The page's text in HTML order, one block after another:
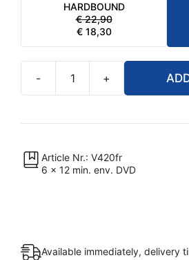
HARDBOUND
€22,90
ORIGINAL
PRICE
WAS:
€ 22,90.
€18,30
CURRENT
PRICE
IS:
€ 18,30.
-
Liobani
quantity
+
Article Nr.: V420fr
6 x 12 min. env. DVD
Available immediately, delivery